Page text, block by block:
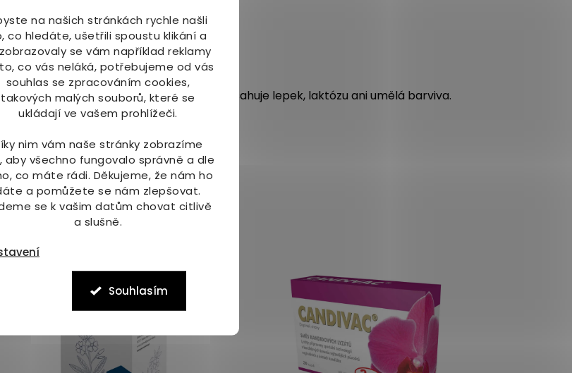
na našich stránkách rychle našli
co hledáte, ušetřili spoustu klikání a
se vám například reklamy
co vás neláká, potřebujeme od vás
souhlas se zpracováním cookies,
takových malých souborů, které se
ukládají ve vašem prohlížeči.
nim vám naše stránky zobrazíme
aby všechno fungovalo správně a dle
co máte rádi. Děkujeme, že nám ho
a pomůžete se nám zlepšovat.
se k vašim datům chovat citlivě
a slušně.
Souhlasím
přímého slunečního záření. Neobsahuje lepek, laktózu ani umělá barviva.
Mohlo by Vás zajímat